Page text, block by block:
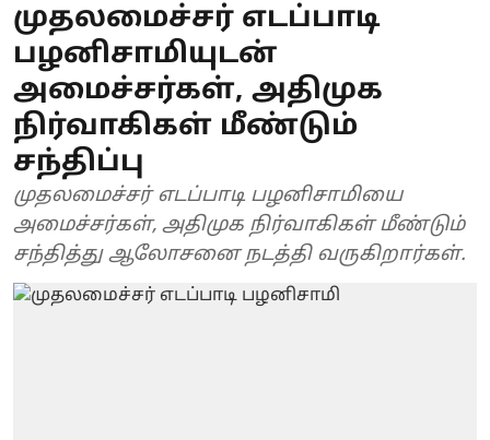
முதலமைச்சர் எடப்பாடி
பழனிசாமியுடன்
அமைச்சர்கள், அதிமுக
நிர்வாகிகள் மீண்டும்
சந்திப்பு
முதலமைச்சர் எடப்பாடி பழனிசாமியை
அமைச்சர்கள், அதிமுக நிர்வாகிகள் மீண்டும்
சந்தித்து ஆலோசனை நடத்தி வருகிறார்கள்.